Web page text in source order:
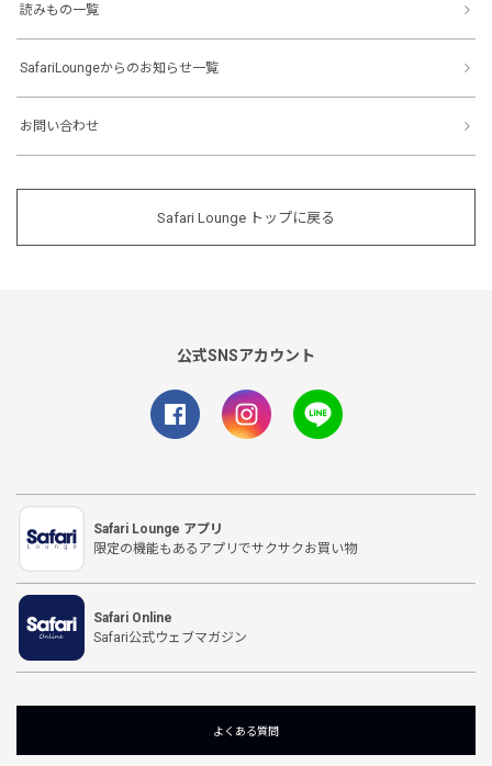
読みもの一覧
SafariLoungeからのお知らせ一覧
お問い合わせ
Safari Lounge トップに戻る
公式SNSアカウント
Safari Lounge アプリ
限定の機能もあるアプリでサクサクお買い物
Safari Online
Safari公式ウェブマガジン
よくある質問